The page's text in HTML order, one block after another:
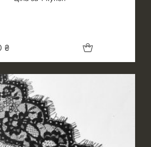
₴ Додати в кошик